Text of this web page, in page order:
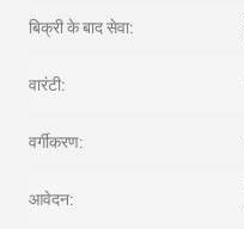
बिक्री के बाद सेवा:
वारंटी:
वर्गीकरण:
आवेदन: